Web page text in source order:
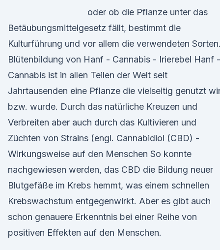
oder ob die Pflanze unter das
Betäubungsmittelgesetz fällt, bestimmt die
Kulturführung und vor allem die verwendeten Sorten.
Blütenbildung von Hanf - Cannabis - Irierebel Hanf -
Cannabis ist in allen Teilen der Welt seit
Jahrtausenden eine Pflanze die vielseitig genutzt
bzw. wurde. Durch das natürliche Kreuzen und
Verbreiten aber auch durch das Kultivieren und
Züchten von Strains (engl. Cannabidiol (CBD) -
Wirkungsweise auf den Menschen So konnte
nachgewiesen werden, das CBD die Bildung neuer
Blutgefäße im Krebs hemmt, was einem schnellen
Krebswachstum entgegenwirkt. Aber es gibt auch
schon genauere Erkenntnis bei einer Reihe von
positiven Effekten auf den Menschen.